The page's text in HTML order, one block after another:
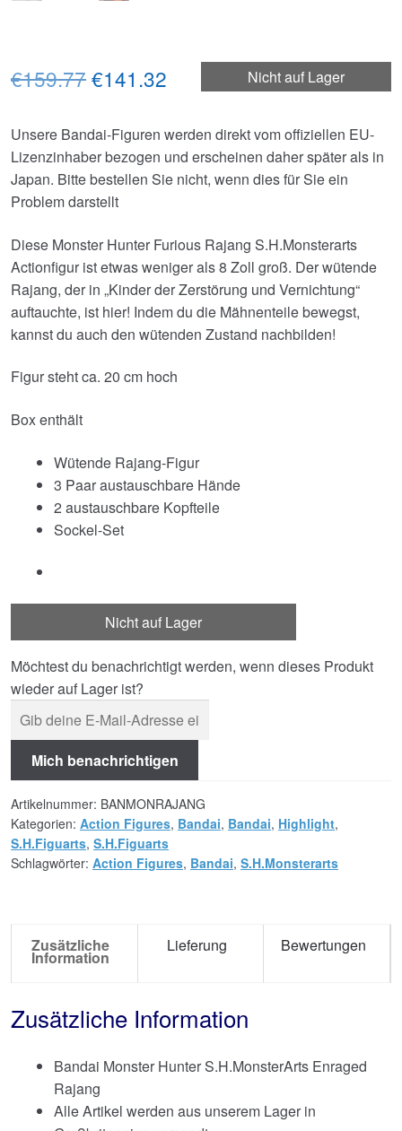
Nicht auf Lager
€159.77Ursprünglicher
war:
€159.77
€141.32
ist:
€141.32.
Unsere Bandai-Figuren werden direkt vom offiziellen EU-
Lizenzinhaber bezogen und erscheinen daher später als in
Japan. Bitte bestellen Sie nicht, wenn dies für Sie ein
Problem darstellt
Diese Monster Hunter Furious Rajang S.H.Monsterarts
Actionfigur ist etwas weniger als 8 Zoll groß. Der wütende
Rajang, der in „Kinder der Zerstörung und Vernichtung“
auftauchte, ist hier! Indem du die Mähnenteile bewegst,
kannst du auch den wütenden Zustand nachbilden!
Figur steht ca. 20 cm hoch
Box enthält
Wütende Rajang-Figur
3 Paar austauschbare Hände
2 austauschbare Kopfteile
Sockel-Set
Nicht auf Lager
Möchtest du benachrichtigt werden, wenn dieses Produkt
wieder auf Lager ist?
Mich benachrichtigen
Artikelnummer: BANMONRAJANG
Kategorien: Action Figures, Bandai, Bandai, Highlight,
S.H.Figuarts, S.H.Figuarts
Schlagwörter: Action Figures, Bandai, S.H.Monsterarts
Zusätzliche
Information
Lieferung Bewertungen
Zusätzliche Information
Bandai Monster Hunter S.H.MonsterArts Enraged
Rajang
Alle Artikel werden aus unserem Lager in